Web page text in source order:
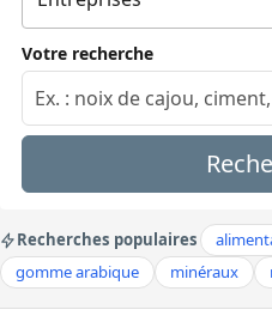
Votre recherche
Recherches populaires
gomme arabique
minéraux